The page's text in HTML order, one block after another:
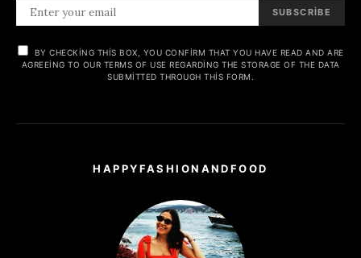
SUBSCRIBE
BY CHECKING THIS BOX, YOU CONFIRM THAT YOU HAVE READ AND ARE
AGREEING TO OUR TERMS OF USE REGARDING THE STORAGE OF THE DATA
SUBMITTED THROUGH THIS FORM.
HAPPYFASHIONANDFOOD